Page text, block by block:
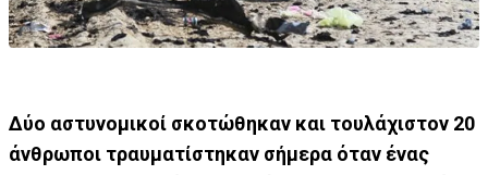
Δύο αστυνομικοί σκοτώθηκαν και τουλάχιστον 20
άνθρωποι τραυματίστηκαν σήμερα όταν ένας